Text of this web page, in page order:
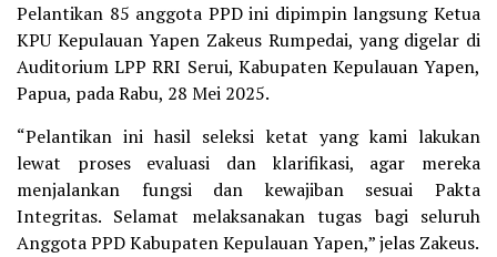
Pelantikan 85 anggota PPD ini dipimpin langsung Ketua
KPU Kepulauan Yapen Zakeus Rumpedai, yang digelar di
Auditorium LPP RRI Serui, Kabupaten Kepulauan Yapen,
Papua, pada Rabu, 28 Mei 2025.
“Pelantikan ini hasil seleksi ketat yang kami lakukan
lewat proses evaluasi dan klarifikasi, agar mereka
menjalankan fungsi dan kewajiban sesuai Pakta
Integritas. Selamat melaksanakan tugas bagi seluruh
Anggota PPD Kabupaten Kepulauan Yapen,” jelas Zakeus.